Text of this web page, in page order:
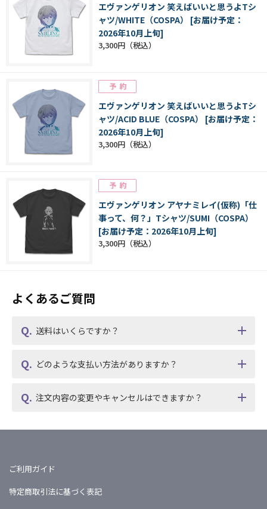
エヴァンゲリオン 笑えばいいと思うよTシ
ャツ/WHITE（COSPA） [お届け予定：
2026年10月上旬]
3,300円
エヴァンゲリオン 笑えばいいと思うよTシ
ャツ/ACID BLUE（COSPA） [お届け予定：
2026年10月上旬]
3,300円
エヴァンゲリオン アヤナミレイ(仮称)「仕
事って、何？」Tシャツ/SUMI（COSPA）
[お届け予定：2026年10月上旬]
3,300円
よくあるご質問
送料はいくらですか？
どのような支払い方法がありますか？
注文内容の変更やキャンセルはできますか？
ご利用ガイド
特定商取引法に基づく表記